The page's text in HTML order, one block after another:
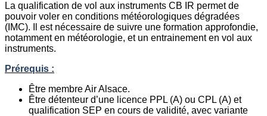
La qualification de vol aux instruments CB IR permet de
pouvoir voler en conditions météorologiques dégradées
(IMC). Il est nécessaire de suivre une formation approfondie,
notamment en météorologie, et un entrainement en vol aux
instruments.
Prérequis :
Être membre Air Alsace.
Être détenteur d’une licence PPL (A) ou CPL (A) et
qualification SEP en cours de validité, avec variante